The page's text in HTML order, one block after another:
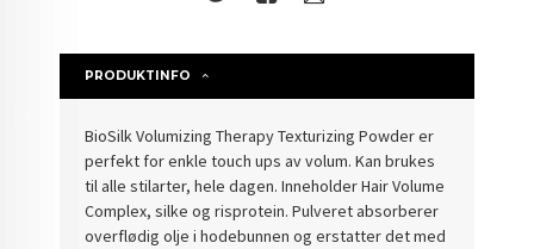
PRODUKTINFO
BioSilk Volumizing Therapy Texturizing Powder er
perfekt for enkle touch ups av volum. Kan brukes
til alle stilarter, hele dagen. Inneholder Hair Volume
Complex, silke og risprotein. Pulveret absorberer
overflødig olje i hodebunnen og erstatter det med